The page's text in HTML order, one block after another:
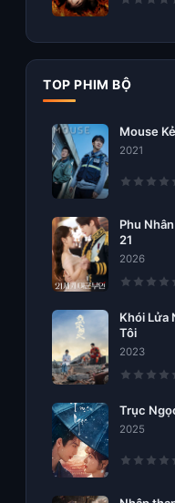
TOP PHIM BỘ
Mouse
2021
Phu
21
2026
Khói Lửa
Tôi
2023
Trục
2025